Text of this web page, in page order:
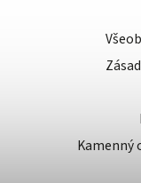
Kamenný